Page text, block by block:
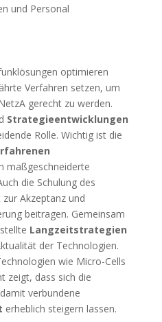
und Personal
optimieren
Verfahren setzen, um
gerecht zu werden.
Strategieentwicklungen
Rolle. Wichtig ist die
maßgeschneiderte
die Schulung des
Akzeptanz und
beitragen. Gemeinsam
Langzeitstrategien
der Technologien.
wie Micro-Cells
zeigt, dass sich die
verbundene
erheblich steigern lassen.